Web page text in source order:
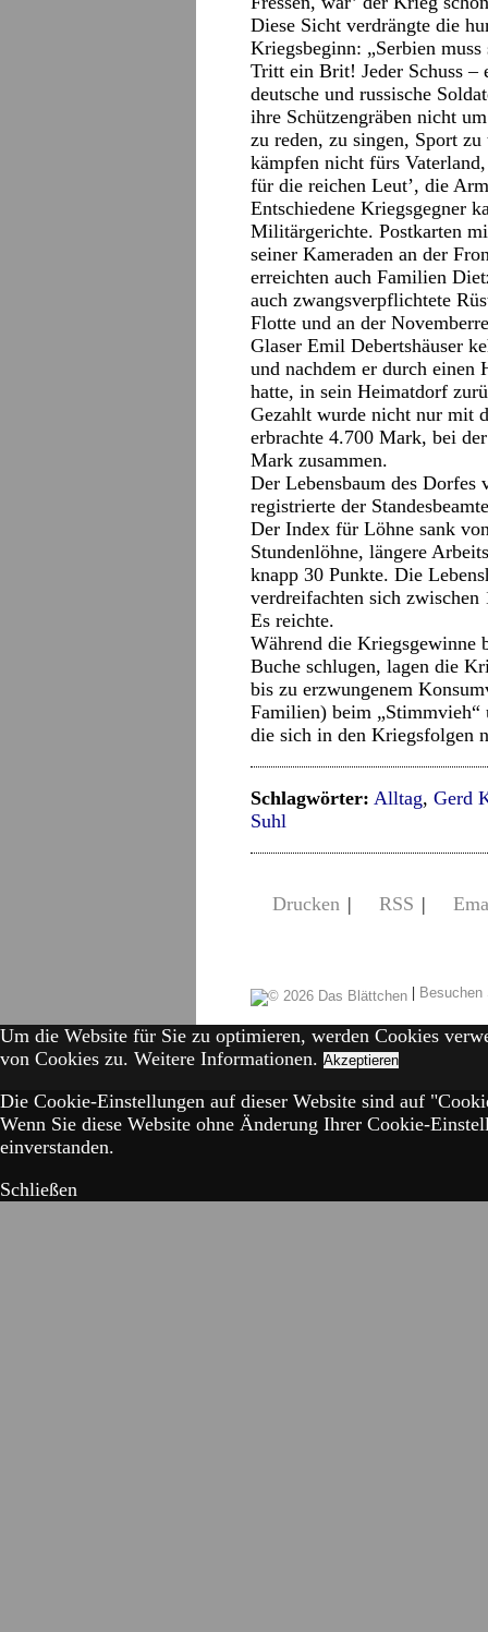
Diese Sicht verdrängte die
Kriegsbeginn: „Serbien
Tritt ein Brit! Jeder Schuss –
deutsche und russische
ihre Schützengräben nicht
zu reden, zu singen, Sport
kämpfen nicht fürs
für die reichen Leut’, die
Entschiedene Kriegsgegner
Militärgerichte. Postkarten
seiner Kameraden an der
erreichten auch Familien
auch zwangsverpflichtete
Flotte und an der
Glaser Emil Debertshäuser
und nachdem er durch einen
hatte, in sein Heimatdorf
Gezahlt wurde nicht nur mit
erbrachte 4.700 Mark, bei
Mark zusammen.
Der Lebensbaum des
registrierte der
Der Index für Löhne sank
Stundenlöhne, längere
knapp 30 Punkte. Die
verdreifachten sich zwischen
Es reichte.
Während die Kriegsgewinne
Buche schlugen, lagen die
bis zu erzwungenem
Familien) beim
die sich in den Kriegsfolgen
Schlagwörter: Alltag, Gerd
Suhl
Drucken | RSS |
|
Um die Website für Sie zu optimieren, werden Cookies
von Cookies zu. Weitere Informationen. Akzeptieren
Die Cookie-Einstellungen auf dieser Website sind auf
Wenn Sie diese Website ohne Änderung Ihrer Cookie-
einverstanden.
Schließen